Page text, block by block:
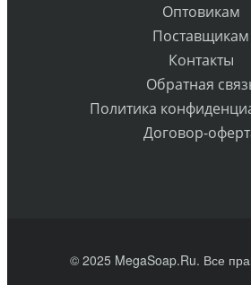
Оптовикам
Поставщикам
Контакты
Обратная
Политика
Договор-
© 2025 MegaSoap.Ru. Все